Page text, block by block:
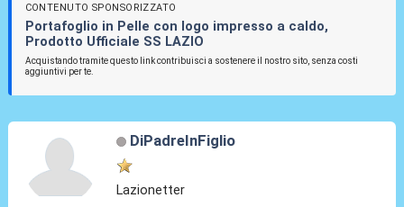
CONTENUTO SPONSORIZZATO
Portafoglio in Pelle con logo impresso a caldo,
Prodotto Ufficiale SS LAZIO
Acquistando tramite questo link contribuisci a sostenere il nostro sito, senza costi
aggiuntivi per te.
DiPadreInFiglio
Lazionetter